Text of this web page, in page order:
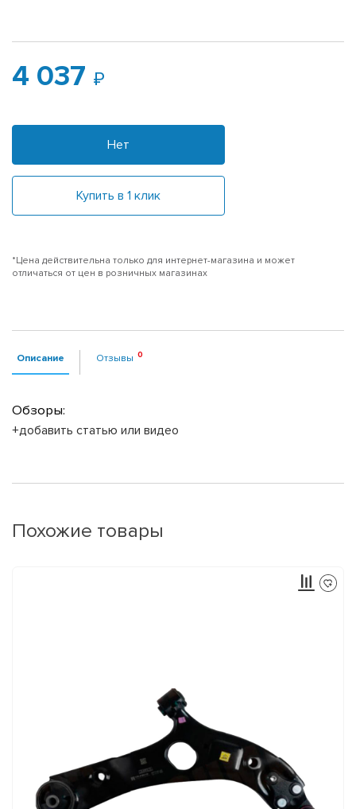
4 037
Нет
Купить в 1 клик
*Цена действительна только для интернет-магазина и может
отличаться от цен в розничных магазинах
Описание Отзывы
Обзоры:
+добавить статью или видео
Похожие товары